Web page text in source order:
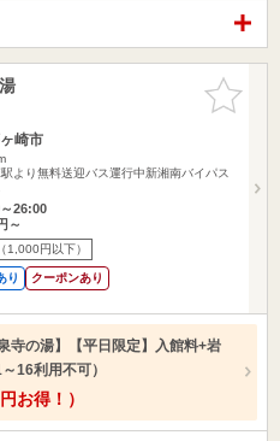
お気に入
りに追加
崎市
より無料送迎バス運行中新湘南バイパス
26:00
～
1,000円以下）
り クーポンあり
寺の湯】【平日限定】入館料+岩
16利用不可）
お得！）